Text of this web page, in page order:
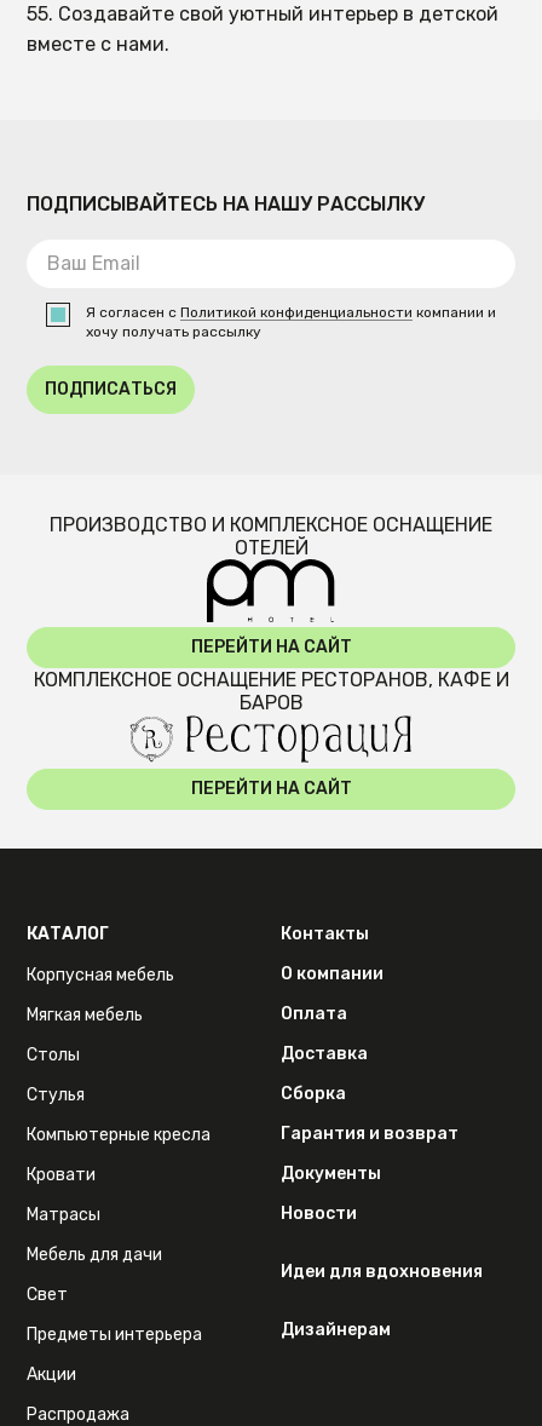
55. Создавайте свой уютный интерьер в детской
вместе с нами.
ПОДПИСЫВАЙТЕСЬ НА НАШУ РАССЫЛКУ
Я согласен сПолитикой конфиденциальности компании и
хочу получать рассылку
ПОДПИСАТЬСЯ
ПРОИЗВОДСТВО И КОМПЛЕКСНОЕ ОСНАЩЕНИЕ
ОТЕЛЕЙ
ПЕРЕЙТИ НА САЙТ
КОМПЛЕКСНОЕ ОСНАЩЕНИЕ РЕСТОРАНОВ, КАФЕ И
БАРОВ
ПЕРЕЙТИ НА САЙТ
КАТАЛОГ
Корпусная мебель
Мягкая мебель
Столы
Стулья
Компьютерные кресла
Кровати
Матрасы
Мебель для дачи
Свет
Предметы интерьера
Акции
Распродажа
Контакты
О компании
Оплата
Доставка
Сборка
Гарантия и возврат
Документы
Новости
Идеи для вдохновения
Дизайнерам